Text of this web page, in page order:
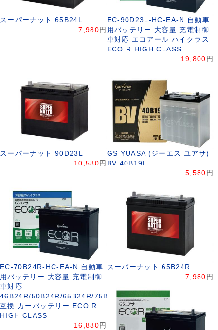
スーパーナット 65B24L
7,980 円
EC-90D23L-HC-EA-N 自動車
用バッテリー 大容量 充電制御
車対応 エコアール ハイクラス
ECO.R HIGH CLASS
19,800 円
スーパーナット 90D23L
10,580 円
GS YUASA (ジーエス ユアサ)
BV 40B19L
5,580 円
EC-70B24R-HC-EA-N 自動車
用バッテリー 大容量 充電制御
車対応
46B24R/50B24R/65B24R/75B24R
互換 カーバッテリー ECO.R
HIGH CLASS
16,880 円
スーパーナット 65B24R
7,980 円